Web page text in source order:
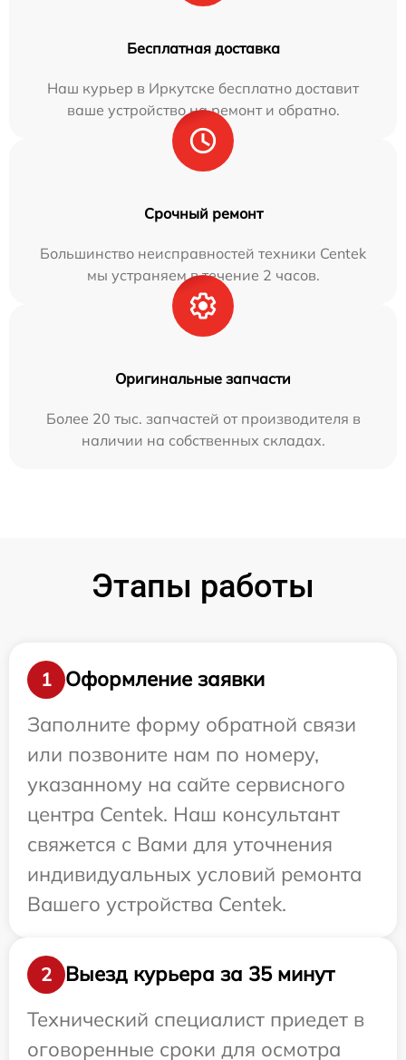
Бесплатная доставка
Наш курьер в Иркутске бесплатно доставит
ваше устройство на ремонт и обратно.
Срочный ремонт
Большинство неисправностей техники Centek
мы устраняем в течение 2 часов.
Оригинальные запчасти
Более 20 тыс. запчастей от производителя в
наличии на собственных складах.
Этапы работы
1
Оформление заявки
Заполните форму обратной связи
или позвоните нам по номеру,
указанному на сайте сервисного
центра Centek. Наш консультант
свяжется с Вами для уточнения
индивидуальных условий ремонта
Вашего устройства Centek.
2
Выезд курьера за 35 минут
Технический специалист приедет в
оговоренные сроки для осмотра